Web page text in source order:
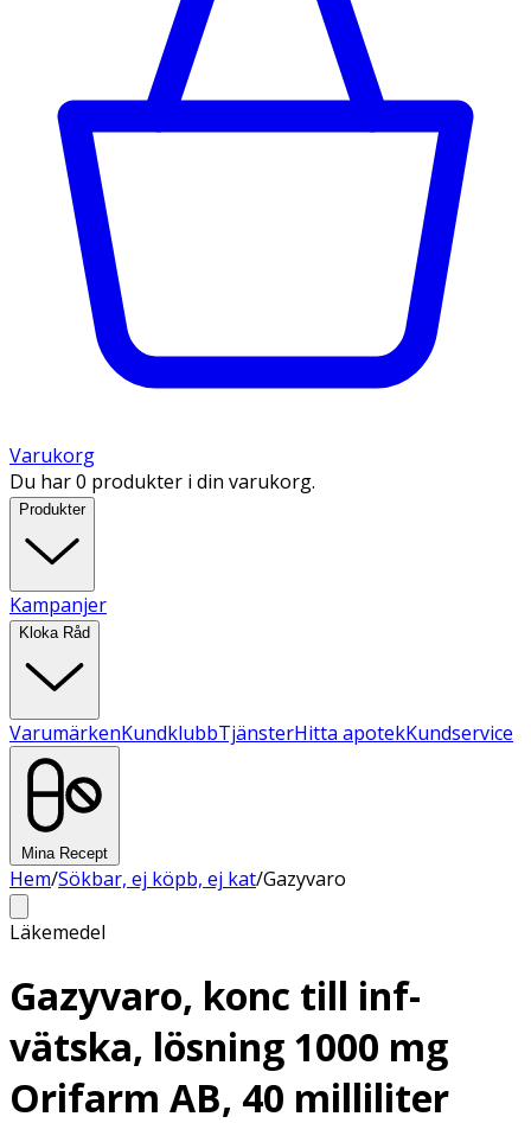
Varukorg
Du har 0 produkter i din varukorg.
Produkter
Kampanjer
Kloka Råd
VarumärkenKundklubbTjänsterHitta apotekKundservice
Mina Recept
Hem/Sökbar, ej köpb, ej kat/Gazyvaro
Läkemedel
Gazyvaro, konc till inf-
vätska, lösning 1000 mg
Orifarm AB, 40 milliliter